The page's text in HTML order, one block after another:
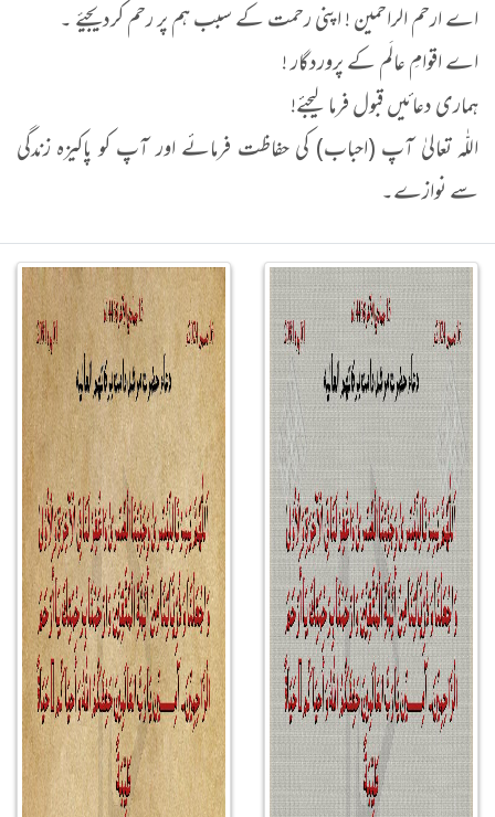
اے ارحم الراحمین ! اپنی رحمت کے سبب ہم پر رحم کردیجیۓ ۔
اے اقوامِ عالَم کے پروردگار !
ہماری دعائیں قبول فرما لیجئے!
اللّٰہ تعالیٰ آپ (احباب) کی حفاظت فرمائے اور آپ کو پاکیزہ زندگی
سے نوازے۔